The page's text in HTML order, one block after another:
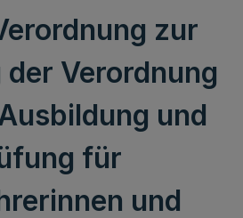
zur
Verordnung
und
für
und